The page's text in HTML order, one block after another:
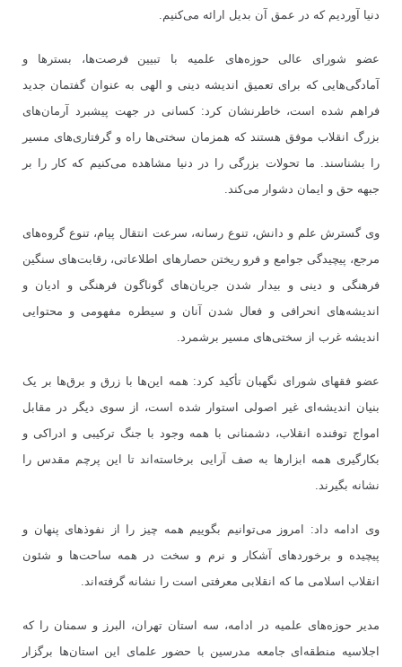
دنیا آوردیم که در عمق آن بدیل ارائه می‌کنیم.
عضو شورای عالی حوزه‌های علمیه با تبیین فرصت‌ها، بسترها و
آمادگی‌هایی که برای تعمیق اندیشه دینی و الهی به عنوان گفتمان جدید
فراهم شده است، خاطرنشان کرد: کسانی در جهت پیشبرد آرمان‌های
بزرگ انقلاب موفق هستند که همزمان سختی‌ها راه و گرفتاری‌های مسیر
را بشناسند. ما تحولات بزرگی را در دنیا مشاهده می‌کنیم که کار را بر
جبهه حق و ایمان دشوار می‌کند.
وی گسترش علم و دانش، تنوع رسانه، سرعت انتقال پیام، تنوع گروه‌های
مرجع، پیچیدگی جوامع و فرو ریختن حصارهای اطلاعاتی، رقابت‌های سنگین
فرهنگی و دینی و بیدار شدن جریان‌های گوناگون فرهنگی و ادیان و
اندیشه‌های انحرافی و فعال شدن آنان و سیطره مفهومی و محتوایی
اندیشه غرب از سختی‌های مسیر برشمرد.
عضو فقهای شورای نگهبان تأکید کرد: همه این‌ها با زرق و برق‌ها بر یک
بنیان اندیشه‌ای غیر اصولی استوار شده است، از سوی دیگر در مقابل
امواج توفنده انقلاب، دشمنانی با همه وجود با جنگ ترکیبی و ادراکی و
بکارگیری همه ابزارها به صف آرایی برخاسته‌اند تا این پرچم مقدس را
نشانه بگیرند.
وی ادامه داد: امروز می‌توانیم بگوییم همه چیز را از نفوذهای پنهان و
پیچیده و برخوردهای آشکار و نرم و سخت در همه ساحت‌ها و شئون
انقلاب اسلامی ما که انقلابی معرفتی است را نشانه گرفته‌اند.
مدیر حوزه‌های علمیه در ادامه، سه استان تهران، البرز و سمنان را که
اجلاسیه منطقه‌ای جامعه مدرسین با حضور علمای این استان‌ها برگزار